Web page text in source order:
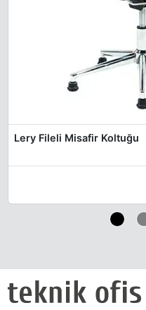
Lery Fileli Misafir Koltuğu